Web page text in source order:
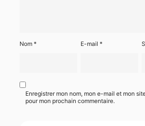
Nom * E-mail*
Enregistrer mon nom, mon e-mail et mon
pour mon prochain commentaire.